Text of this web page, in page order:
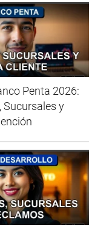
Penta 2026:
Sucursales y